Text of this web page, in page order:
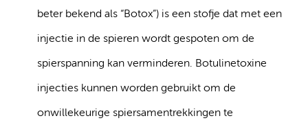
beter bekend als “Botox”) is een stofje dat met een
injectie in de spieren wordt gespoten om de
spierspanning kan verminderen. Botulinetoxine
injecties kunnen worden gebruikt om de
onwillekeurige spiersamentrekkingen te